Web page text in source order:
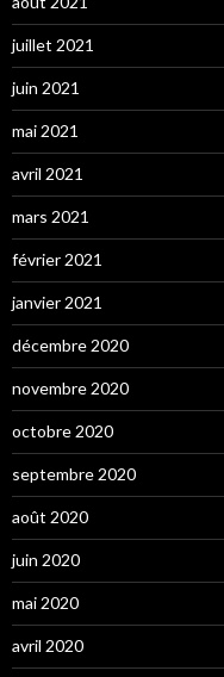
juillet 2021
juin 2021
mai 2021
avril 2021
mars 2021
février 2021
janvier 2021
décembre 2020
novembre 2020
octobre 2020
septembre 2020
août 2020
juin 2020
mai 2020
avril 2020